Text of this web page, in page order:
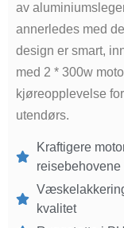
av
annerledes med
design er smart,
med 2 * 300w
kjøreopplevelse
utendørs.
Kraftigere
reisebehovene
kvalitet